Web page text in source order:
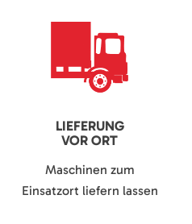
LIEFERUNG
VOR ORT
Maschinen zum
Einsatzort liefern lassen